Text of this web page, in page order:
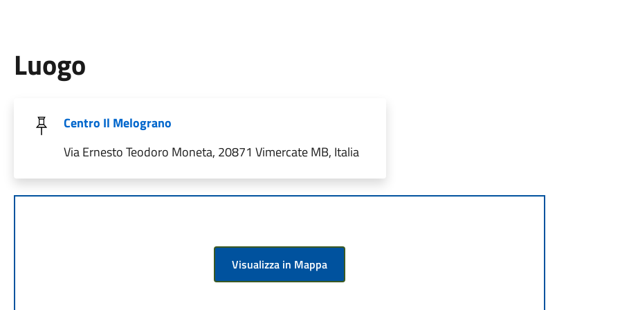
Luogo
Centro Il Melograno
Via Ernesto Teodoro Moneta, 20871 Vimercate MB, Italia
Visualizza in Mappa